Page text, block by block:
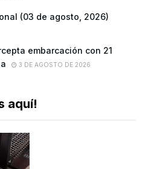
(03 de agosto, 2026)
embarcación con 21
3 DE AGOSTO DE 2026
aquí!